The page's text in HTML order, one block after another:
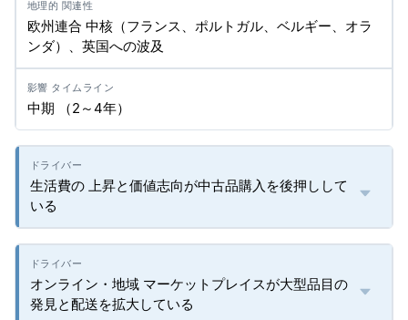
欧州連合 中核（フランス、ポルトガル、ベルギー、オラ
ンダ）、英国への波及
中期 （2～4年）
生活費の 上昇と価値志向が中古品購入を後押しして
いる
オンライン・地域 マーケットプレイスが大型品目の
発見と配送を拡大している